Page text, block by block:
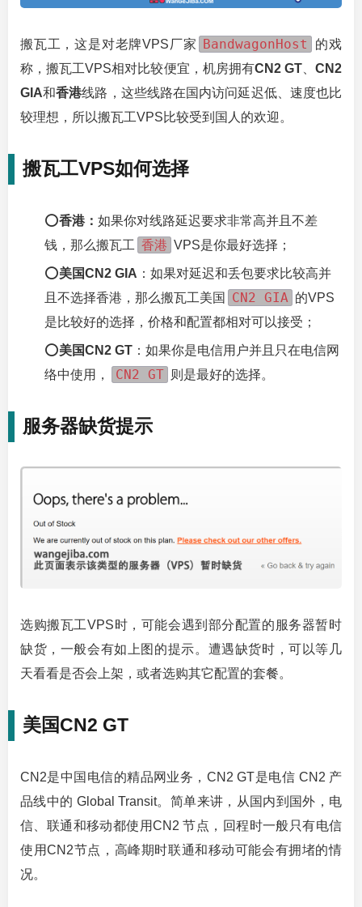
搬瓦工，这是对老牌VPS厂家 BandwagonHost
的戏
称，搬瓦工VPS相对比较便宜，机房拥有CN2 GT、CN2
GIA和香港线路，这些线路在国内访问延迟低、速度也比
较理想，所以搬瓦工VPS比较受到国人的欢迎。
搬瓦工VPS如何选择
⭕香港： 如果你对线路延迟要求非常高并且不差
钱，那么搬瓦工 香港 VPS是你最好选择；
⭕美国CN2 GIA ：如果对延迟和丢包要求比较高并
且不选择香港，那么搬瓦工美国
CN2 GIA 的VPS
是比较好的选择，价格和配置都相对可以接受；
⭕美国CN2 GT ：如果你是电信用户并且只在电信网
络中使用，
CN2 GT 则是最好的选择。
服务器缺货提示
选购搬瓦工VPS时，可能会遇到部分配置的服务器暂时
缺货，一般会有如上图的提示。遭遇缺货时，可以等几
天看看是否会上架，或者选购其它配置的套餐。
美国CN2 GT
CN2是中国电信的精品网业务，CN2 GT是电信 CN2 产
品线中的 Global Transit。简单来讲，从国内到国外，电
信、联通和移动都使用CN2 节点，回程时一般只有电信
使用CN2节点，高峰期时联通和移动可能会有拥堵的情
况。